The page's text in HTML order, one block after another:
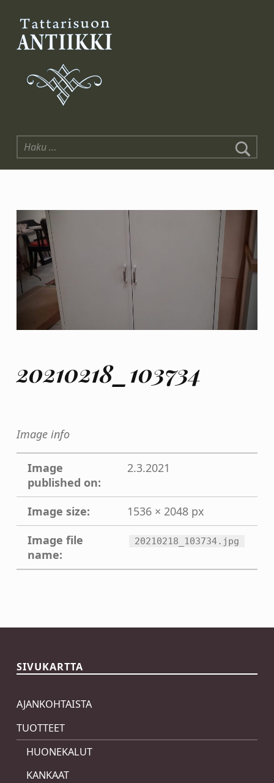
Tattarisuon Antiikki
Haku:
20210218_103734
Image info
Image
published on:
2.3.2021
Image size:
1536 × 2048 px
Image file
name:
20210218_103734.jpg
SIVUKARTTA
AJANKOHTAISTA
TUOTTEET
HUONEKALUT
KANKAAT